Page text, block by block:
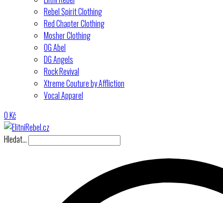
Rebel Spirit Clothing
Red Chapter Clothing
Mosher Clothing
OG Abel
DG Angels
Rock Revival
Xtreme Couture by Affliction
Vocal Apparel
0Kč
Hledat…